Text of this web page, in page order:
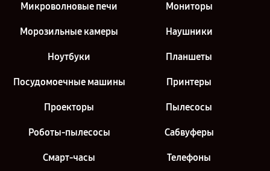
Микроволновые печи Мониторы
Морозильные камеры Наушники
Ноутбуки Планшеты
Посудомоечные машины Принтеры
Проекторы Пылесосы
Роботы-пылесосы Сабвуферы
Смарт-часы Телефоны